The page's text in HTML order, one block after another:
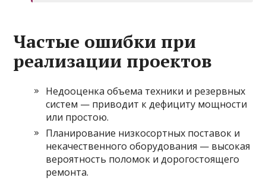
Частые ошибки при
реализации проектов
Недооценка объема техники и резервных
систем — приводит к дефициту мощности
или простою.
Планирование низкосортных поставок и
некачественного оборудования — высокая
вероятность поломок и дорогостоящего
ремонта.